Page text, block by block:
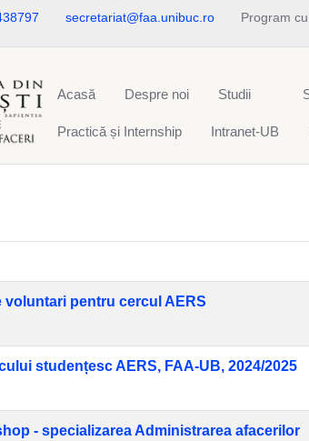
secretariat@faa.unibuc.ro Program
Acasă Despre noi Studii
Practică și Internship Intranet-UB
voluntari pentru cercul AERS
studențesc AERS, FAA-UB, 2024/2025
- specializarea Administrarea afacerilor